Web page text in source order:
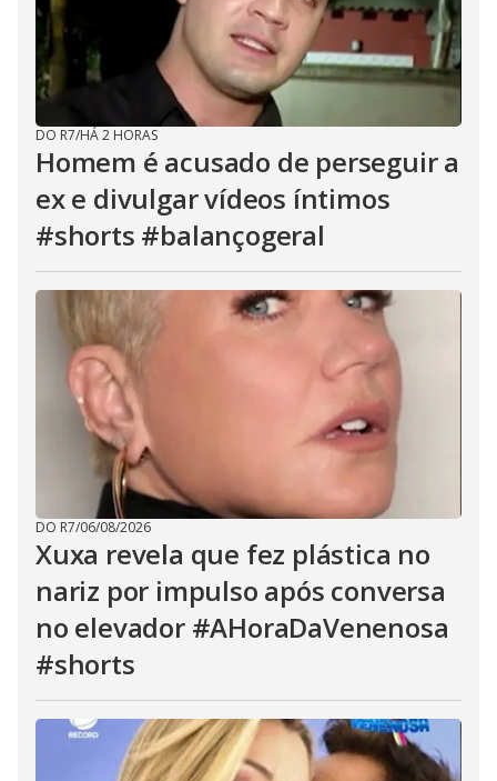
DO R7/HÁ 2 HORAS
Homem é acusado de perseguir a
ex e divulgar vídeos íntimos
#shorts #balançogeral
DO R7/06/08/2026
Xuxa revela que fez plástica no
nariz por impulso após conversa
no elevador #AHoraDaVenenosa
#shorts